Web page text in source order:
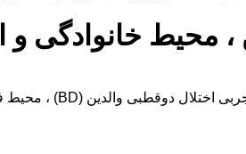
، ​​محیط خانوادگی